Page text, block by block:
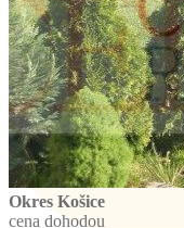
Okres Košice
cena dohodou